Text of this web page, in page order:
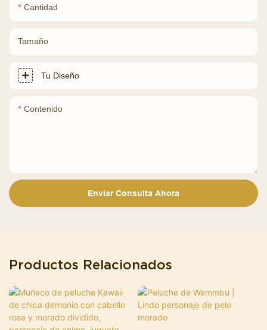
Cantidad
Tamaño
Tu Diseño
Contenido
Enviar Consulta Ahora
Productos Relacionados